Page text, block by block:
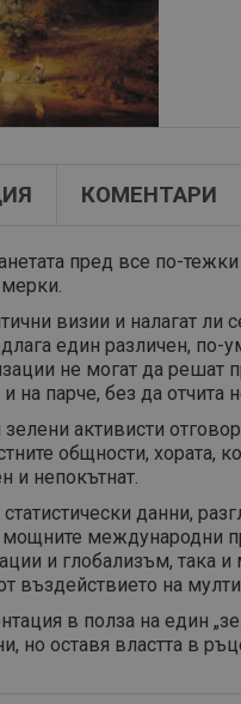
КОМЕНТАРИ
пред все по-
визии и налагат
един различен, по-
не могат да решат
на парче, без да отчита
активисти
общности,
и непокътнат.
данни,
мощните международни
и глобализъм, така
въздействието на
в полза на един
но оставя властта в